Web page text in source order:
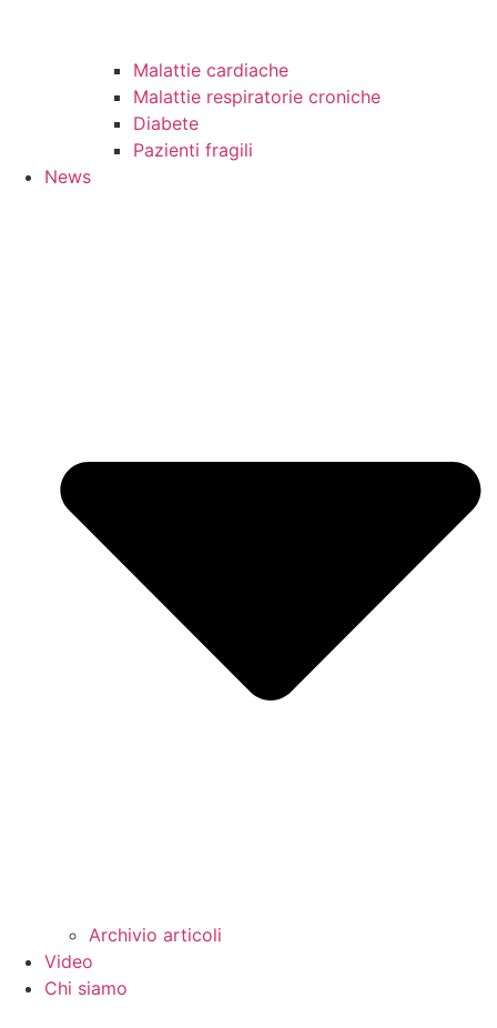
Malattie cardiache
Malattie respiratorie croniche
Diabete
Pazienti fragili
News
Archivio articoli
Video
Chi siamo